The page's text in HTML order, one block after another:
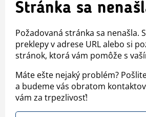
Stránka sa
Požadovaná stránka sa nenašla.
preklepy v adrese URL alebo si
stránok, ktorá vám pomôže s
Máte ešte nejaký problém?
a budeme vás obratom
vám za trpezlivosť!